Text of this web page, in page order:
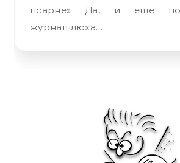
псарне» Да, и ещё
журнашлюха…